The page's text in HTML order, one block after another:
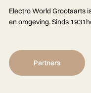
Electro World Grootaarts
en omgeving. Sinds
Partners